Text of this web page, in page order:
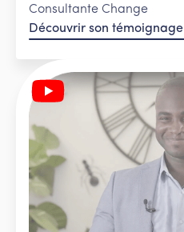
Consultante Change
Découvrir son témoignage